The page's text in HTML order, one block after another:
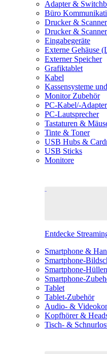
Adapter &
Büro
Drucker & Scanner
Drucker &
Eingabegeräte
Externe Gehäuse
Externer Speicher
Grafiktablet
Kabel
Kassensysteme
Monitor Zubehör
PC-Kabel/-Adapter
PC-Lautsprecher
Tastaturen &
Tinte & Toner
USB Hubs &
USB Sticks
Monitore
Entdecke
Smartphone &
Smartphone-
Smartphone-Hüllen
Smartphone-
Tablet
Tablet-Zubehör
Audio- &
Kopfhörer &
Tisch- &